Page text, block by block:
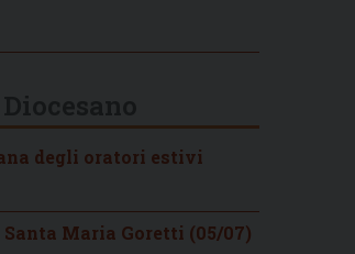
degli oratori estivi
Maria Goretti (05/07)